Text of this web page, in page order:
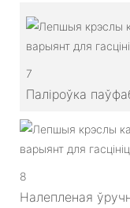
7
Паліроўка
8
Налепленая